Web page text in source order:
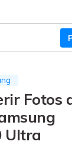
Fotos
Ultra